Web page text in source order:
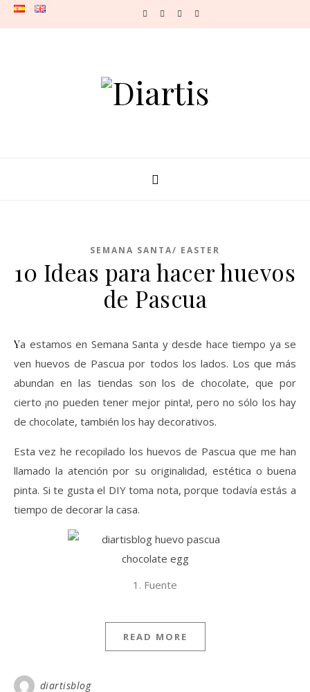
Skip to content
SEMANA SANTA/ EASTER
10 Ideas para hacer huevos
de Pascua
Ya estamos en Semana Santa y desde hace tiempo ya se
ven huevos de Pascua por todos los lados. Los que más
abundan en las tiendas son los de chocolate, que por
cierto ¡no pueden tener mejor pinta!, pero no sólo los hay
de chocolate, también los hay decorativos.
Esta vez he recopilado los huevos de Pascua que me han
llamado la atención por su originalidad, estética o buena
pinta. Si te gusta el DIY toma nota, porque todavía estás a
tiempo de decorar la casa.
1. Fuente
READ MORE
diartisblog